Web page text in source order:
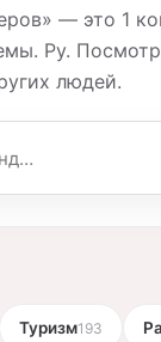
— это 1
Ру.
людей.
Туризм193